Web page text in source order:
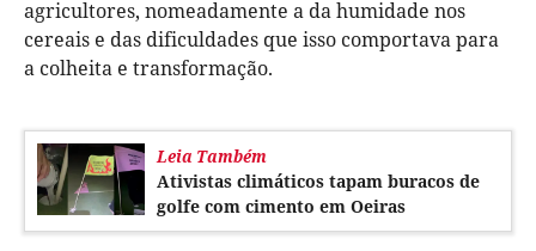
agricultores, nomeadamente a da humidade nos
cereais e das dificuldades que isso comportava para
a colheita e transformação.
Leia Também
Ativistas climáticos tapam buracos de
golfe com cimento em Oeiras